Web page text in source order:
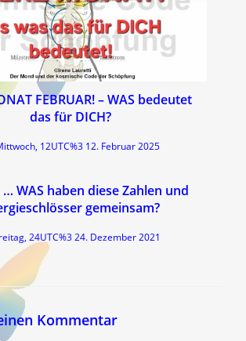
FEBRUAR! – WAS bedeutet
das für DICH?
12UTC%3 12. Februar 2025
… WAS haben diese Zahlen und
gemeinsam?
24UTC%3 24. Dezember 2021
Kommentar